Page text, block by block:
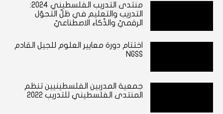
منتدى التدريب الفلسطيني ٢٠٢٤:
التدريب والتعليم في ظلّ التحوّل
الرقميّ والذّكاء الاصطناعيّ
اختتام دورة معايير العلوم للجيل القادم
NGSS
جمعية المدربين الفلسطينيين تنظم
المنتدى الفلسطيني للتدريب 2022